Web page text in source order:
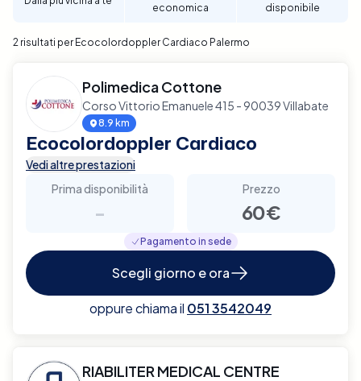
affidabile e di qualità.
economica
disponibile
2 risultati per Ecocolordoppler Cardiaco Palermo
Polimedica Cottone
Corso Vittorio Emanuele 415 - 90039 Villabate
8.9 km
Ecocolordoppler Cardiaco
Vedi altre prestazioni
Prima disponibilità
-
Prezzo
60€
Pagamento in sede
Scegli giorno e ora
oppure chiama il 051 3542049
RIABILITER MEDICAL CENTRE